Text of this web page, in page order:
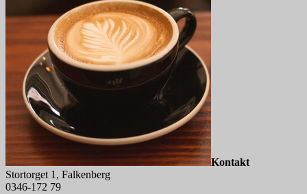
Kontakt
Stortorget 1, Falkenberg
0346-172 79